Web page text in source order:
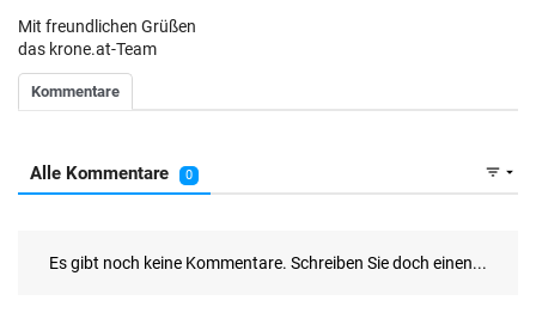
Mit freundlichen Grüßen
das krone.at-Team